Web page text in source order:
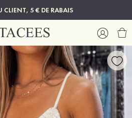
CLIENT, 5 € DE RABAIS